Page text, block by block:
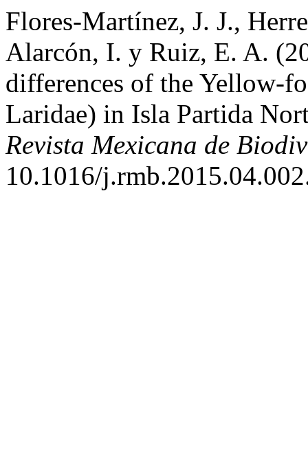
Flores-Martínez, J. J.,
Alarcón, I. y Ruiz, E. A.
differences of the Yellow-
Laridae) in Isla Partida
Revista Mexicana de
10.1016/